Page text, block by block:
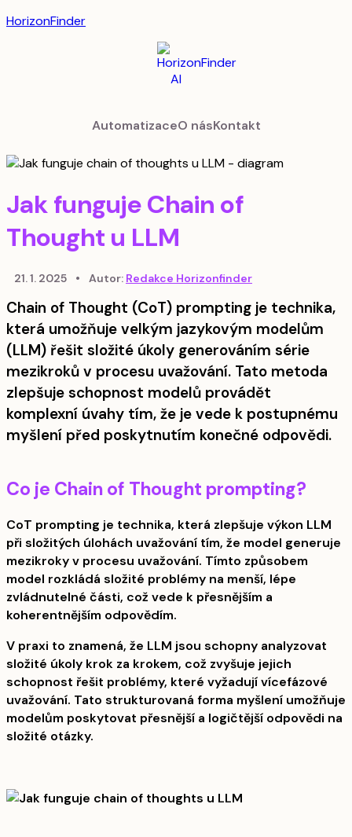
HorizonFinder
AutomatizaceO násKontakt
Jak funguje Chain of
Thought u LLM
21. 1. 2025 • Autor: Redakce Horizonfinder
Chain of Thought (CoT) prompting je technika,
která umožňuje velkým jazykovým modelům
(LLM) řešit složité úkoly generováním série
mezikroků v procesu uvažování. Tato metoda
zlepšuje schopnost modelů provádět
komplexní úvahy tím, že je vede k postupnému
myšlení před poskytnutím konečné odpovědi.
Co je Chain of Thought prompting?
CoT prompting je technika, která zlepšuje výkon LLM
při složitých úlohách uvažování tím, že model generuje
mezikroky v procesu uvažování. Tímto způsobem
model rozkládá složité problémy na menší, lépe
zvládnutelné části, což vede k přesnějším a
koherentnějším odpovědím.
V praxi to znamená, že LLM jsou schopny analyzovat
složité úkoly krok za krokem, což zvyšuje jejich
schopnost řešit problémy, které vyžadují vícefázové
uvažování. Tato strukturovaná forma myšlení umožňuje
modelům poskytovat přesnější a logičtější odpovědi na
složité otázky.